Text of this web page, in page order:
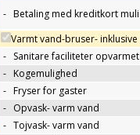
- Betaling med kreditkort
Varmt vand-bruser- inklusive
- Sanitare faciliteter opvarmet
- Kogemulighed
- Fryser for gaster
- Opvask- varm vand
- Tojvask- varm vand